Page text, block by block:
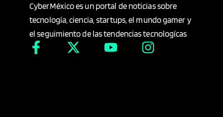
CyberMéxico es un portal de noticias sobre
tecnología, ciencia, startups, el mundo gamer y
el seguimiento de las tendencias tecnologícas